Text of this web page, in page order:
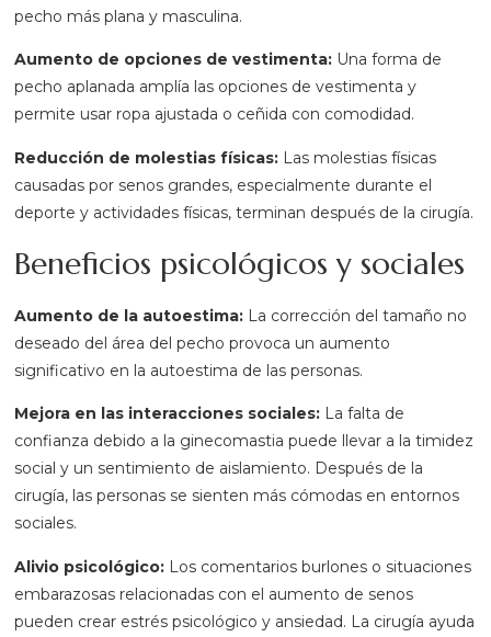
pecho más plana y masculina.
Aumento de opciones de vestimenta: Una forma de
pecho aplanada amplía las opciones de vestimenta y
permite usar ropa ajustada o ceñida con comodidad.
Reducción de molestias físicas: Las molestias físicas
causadas por senos grandes, especialmente durante el
deporte y actividades físicas, terminan después de la cirugía.
Beneficios psicológicos y sociales
Aumento de la autoestima: La corrección del tamaño no
deseado del área del pecho provoca un aumento
significativo en la autoestima de las personas.
Mejora en las interacciones sociales: La falta de
confianza debido a la ginecomastia puede llevar a la timidez
social y un sentimiento de aislamiento. Después de la
cirugía, las personas se sienten más cómodas en entornos
sociales.
Alivio psicológico: Los comentarios burlones o situaciones
embarazosas relacionadas con el aumento de senos
pueden crear estrés psicológico y ansiedad. La cirugía ayuda